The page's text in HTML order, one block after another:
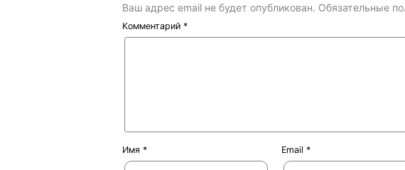
Ваш адрес email не будет опубликован. Обязательные
Комментарий *
Имя * Email*